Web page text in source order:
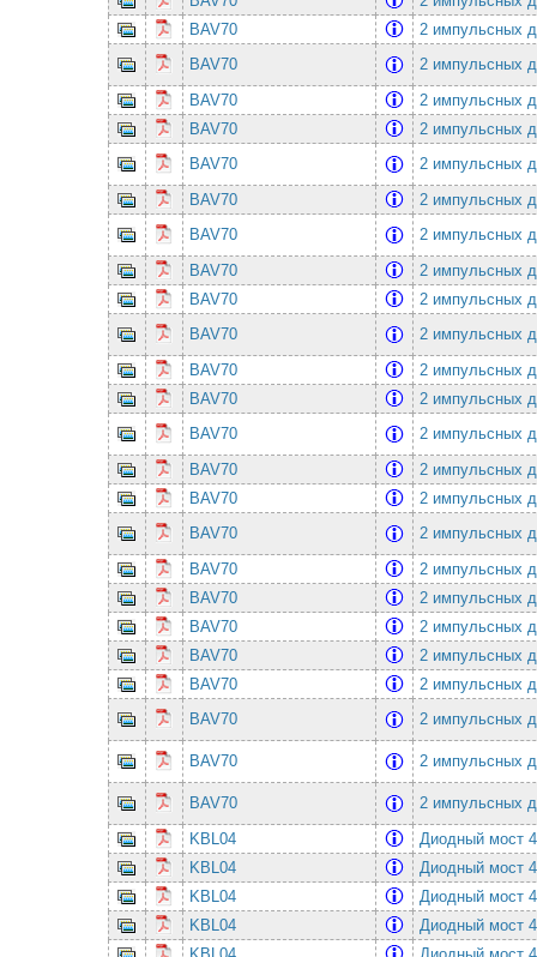
BAV70
2 импульсных
BAV70
2 импульсных
BAV70
2 импульсных
BAV70
2 импульсных
BAV70
2 импульсных
BAV70
2 импульсных
BAV70
2 импульсных
BAV70
2 импульсных
BAV70
2 импульсных
BAV70
2 импульсных
BAV70
2 импульсных
BAV70
2 импульсных
BAV70
2 импульсных
BAV70
2 импульсных
BAV70
2 импульсных
BAV70
2 импульсных
BAV70
2 импульсных
BAV70
2 импульсных
BAV70
2 импульсных
BAV70
2 импульсных
BAV70
2 импульсных
BAV70
2 импульсных
BAV70 2 импульсных
BAV70
2 импульсных
KBL04
Диодный мост
KBL04
Диодный мост
KBL04
Диодный мост
KBL04
Диодный мост